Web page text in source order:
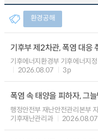
환경공해
기후부 제2차관, 폭염 대응
기후에너지환경부 기후에너지
2026.08.07
3p
폭염 속 태양을 피하자, 그
행정안전부 재난안전관리본부
기후재난관리과
2026.08.07